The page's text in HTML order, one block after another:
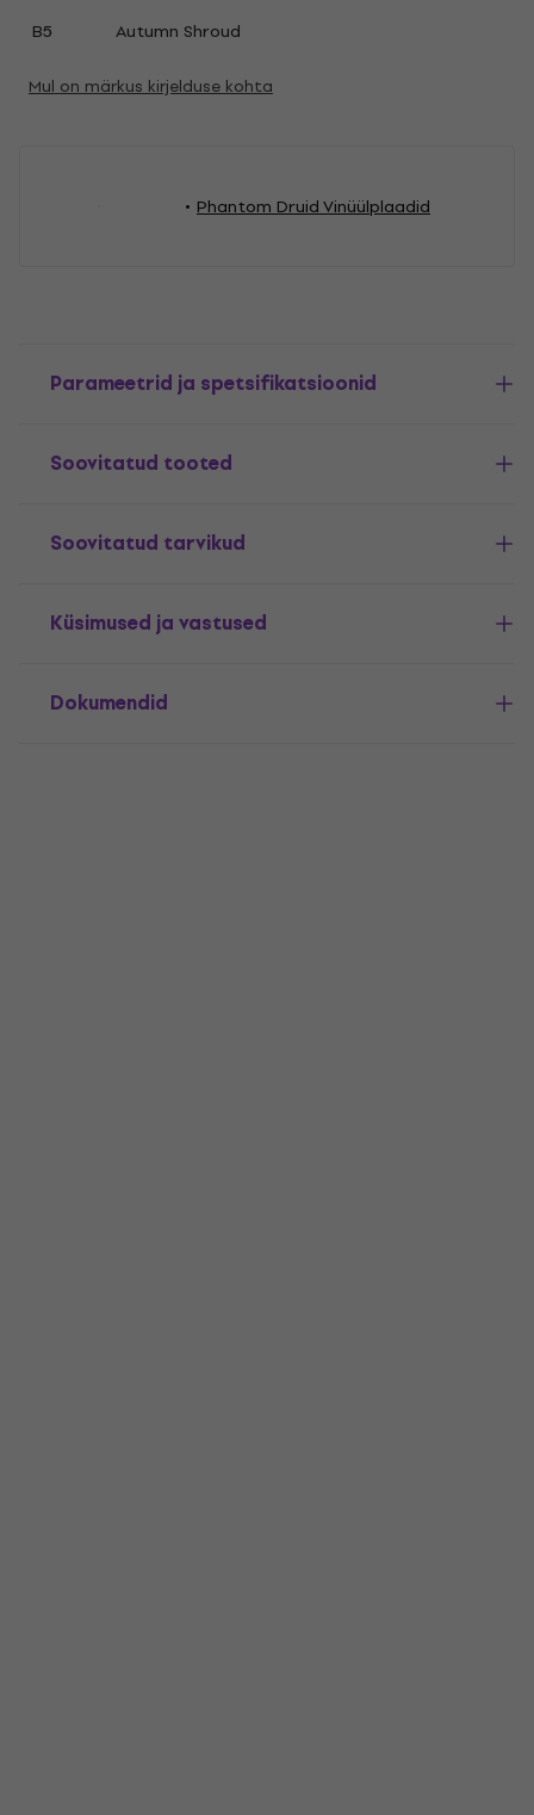
B5 Autumn Shroud
Mul on märkus kirjelduse kohta
Phantom Druid Vinüülplaadid
Parameetrid ja spetsifikatsioonid
Soovitatud tooted
Soovitatud tarvikud
Küsimused ja vastused
Dokumendid